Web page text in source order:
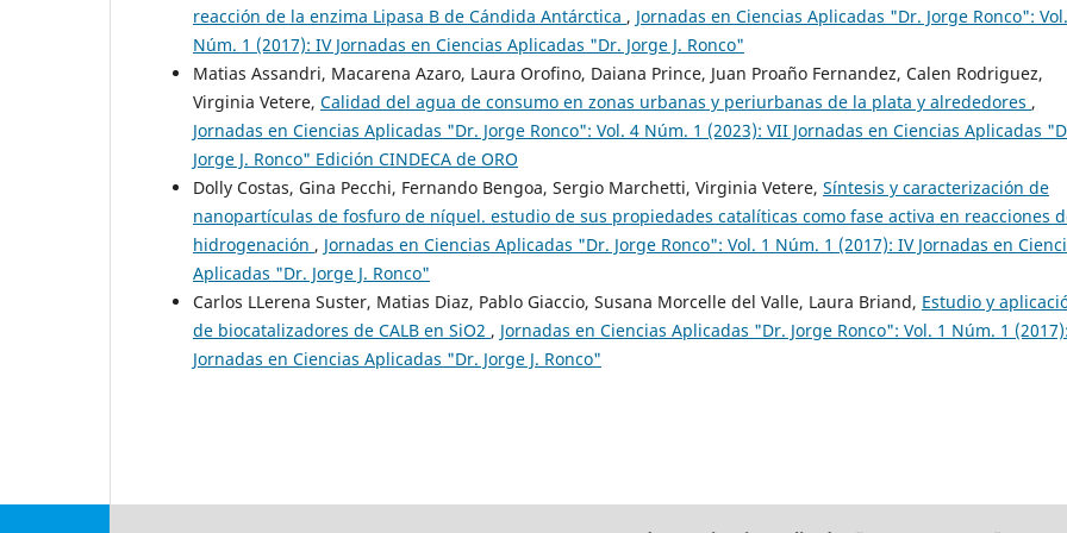
reacción de la enzima Lipasa B de Cándida Antárctica , Jornadas en Ciencias Aplicadas "Dr. Jorge Ronco":
Núm. 1 (2017): IV Jornadas en Ciencias Aplicadas "Dr. Jorge J. Ronco"
Matias Assandri, Macarena Azaro, Laura Orofino, Daiana Prince, Juan Proaño Fernandez, Calen Rodriguez,
Virginia Vetere, Calidad del agua de consumo en zonas urbanas y periurbanas de la plata y alrededores ,
Jornadas en Ciencias Aplicadas "Dr. Jorge Ronco": Vol. 4 Núm. 1 (2023): VII Jornadas en Ciencias Aplicadas
Jorge J. Ronco" Edición CINDECA de ORO
Dolly Costas, Gina Pecchi, Fernando Bengoa, Sergio Marchetti, Virginia Vetere, Síntesis y caracterización de
nanopartículas de fosfuro de níquel. estudio de sus propiedades catalíticas como fase activa en reacciones
hidrogenación , Jornadas en Ciencias Aplicadas "Dr. Jorge Ronco": Vol. 1 Núm. 1 (2017): IV Jornadas en
Aplicadas "Dr. Jorge J. Ronco"
Carlos LLerena Suster, Matias Diaz, Pablo Giaccio, Susana Morcelle del Valle, Laura Briand, Estudio y
de biocatalizadores de CALB en SiO2 , Jornadas en Ciencias Aplicadas "Dr. Jorge Ronco": Vol. 1 Núm. 1
Jornadas en Ciencias Aplicadas "Dr. Jorge J. Ronco"